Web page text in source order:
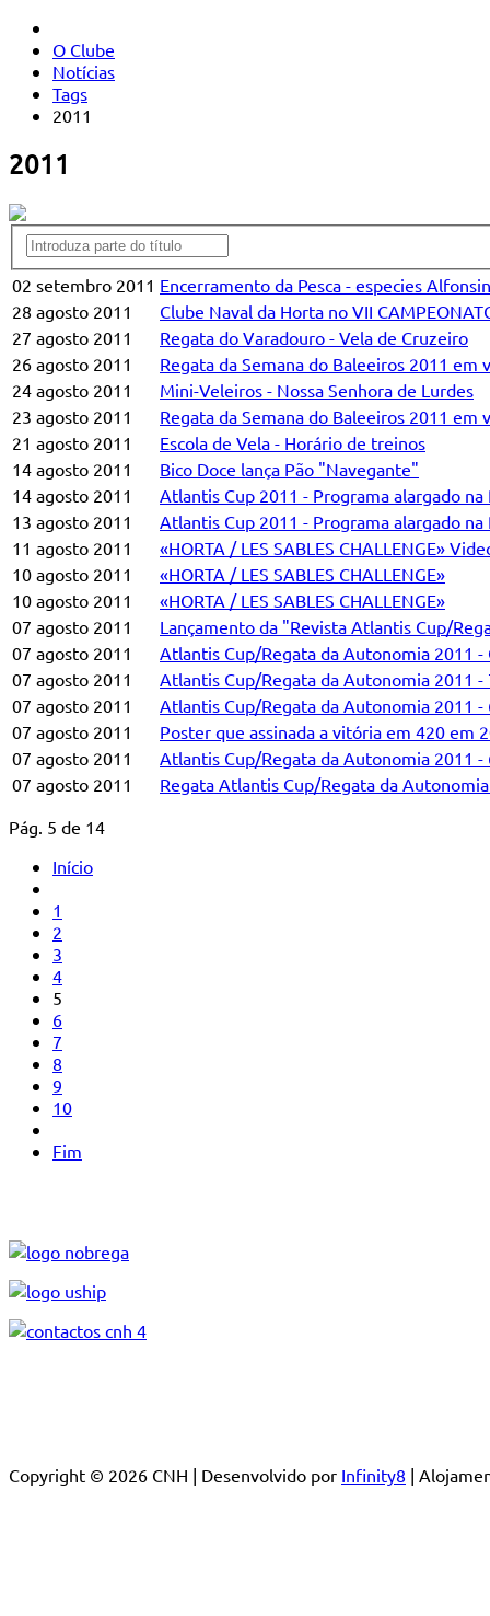
O Clube
Notícias
Tags
2011
2011
02 setembro 2011 Encerramento da Pesca - especies
28 agosto 2011
Clube Naval da Horta no VII
27 agosto 2011
Regata do Varadouro - Vela de Cruzeiro
26 agosto 2011
Regata da Semana do Baleeiros 2011 em
24 agosto 2011
Mini-Veleiros - Nossa Senhora de Lurdes
23 agosto 2011
Regata da Semana do Baleeiros 2011 em
21 agosto 2011
Escola de Vela - Horário de treinos
14 agosto 2011
Bico Doce lança Pão "Navegante"
14 agosto 2011
Atlantis Cup 2011 - Programa alargado na
13 agosto 2011
Atlantis Cup 2011 - Programa alargado na
11 agosto 2011
«HORTA / LES SABLES CHALLENGE»
10 agosto 2011
«HORTA / LES SABLES CHALLENGE»
10 agosto 2011
«HORTA / LES SABLES CHALLENGE»
07 agosto 2011
Lançamento da "Revista Atlantis Cup/
07 agosto 2011
Atlantis Cup/Regata da Autonomia 2011 -
07 agosto 2011
Atlantis Cup/Regata da Autonomia 2011 -
07 agosto 2011
Atlantis Cup/Regata da Autonomia 2011 -
07 agosto 2011
Poster que assinada a vitória em 420 em
07 agosto 2011
Atlantis Cup/Regata da Autonomia 2011 -
07 agosto 2011
Regata Atlantis Cup/Regata da
Pág. 5 de 14
Início
1
2
3
4
5
6
7
8
9
10
Fim
Copyright © 2026 CNH | Desenvolvido por Infinity8 |